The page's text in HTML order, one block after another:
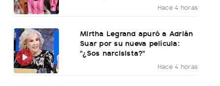
Hace 4 horas
Mirtha Legrand apuró a Adrián
Suar por su nueva película:
"¿Sos narcisista?"
Hace 4 horas